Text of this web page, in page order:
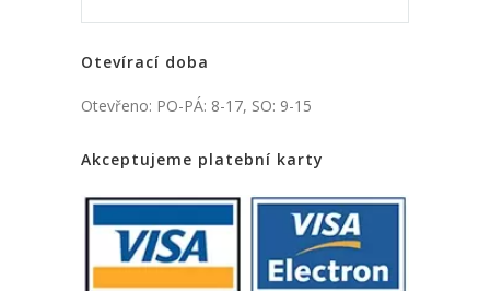
Otevírací doba
Otevřeno: PO-PÁ: 8-17, SO: 9-15
Akceptujeme platební karty